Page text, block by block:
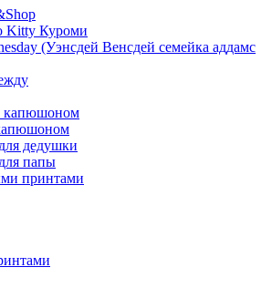
Kitty Куроми
(Уэнсдей Венсдей семейка аддамс
капюшоном
дедушки
папы
принтами